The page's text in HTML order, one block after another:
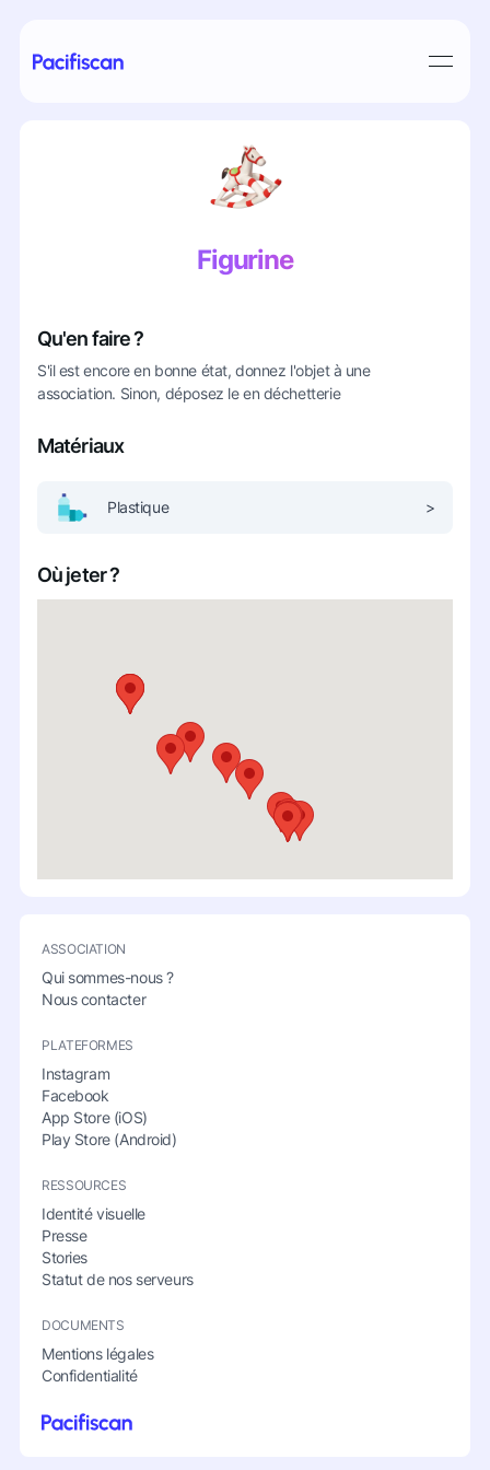
Figurine
Qu'en faire ?
S'il est encore en bonne état, donnez l'objet à une
association. Sinon, déposez le en déchetterie
Matériaux
Plastique >
Où jeter ?
ASSOCIATION
Qui sommes-nous ?
Nous contacter
PLATEFORMES
Instagram
Facebook
App Store (iOS)
Play Store (Android)
RESSOURCES
Identité visuelle
Presse
Stories
Statut de nos serveurs
DOCUMENTS
Mentions légales
Confidentialité